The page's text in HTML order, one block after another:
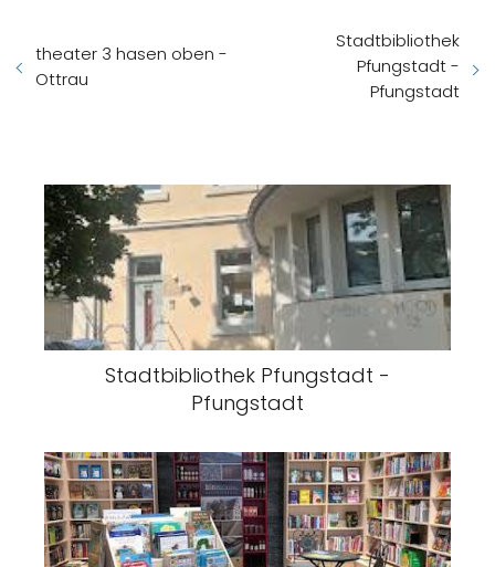
theater 3 hasen oben -
Ottrau
Stadtbibliothek
Pfungstadt -
Pfungstadt
Stadtbibliothek Pfungstadt -
Pfungstadt